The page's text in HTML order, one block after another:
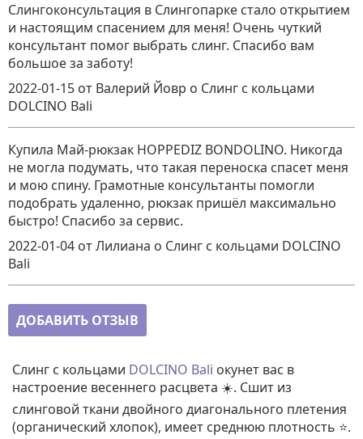
Слингоконсультация в Слингопарке стало открытием
и настоящим спасением для меня! Очень чуткий
консультант помог выбрать слинг. Спасибо вам
большое за заботу!
2022-01-15 от Валерий Йовр о Слинг с кольцами
DOLCINO Bali
Купила Май-рюкзак HOPPEDIZ BONDOLINO. Никогда
не могла подумать, что такая переноска спасет меня
и мою спину. Грамотные консультанты помогли
подобрать удаленно, рюкзак пришёл максимально
быстро! Спасибо за сервис.
2022-01-04 от Лилиана о Слинг с кольцами DOLCINO
Bali
ДОБАВИТЬ ОТЗЫВ
Слинг с кольцами DOLCINO Bali окунет вас в
настроение весеннего расцвета ☀️. Сшит из
слинговой ткани двойного диагонального плетения
(органический хлопок), имеет среднюю плотность ⭐.